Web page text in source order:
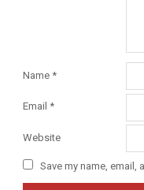
Name *
Email *
Website
Save my name, email,